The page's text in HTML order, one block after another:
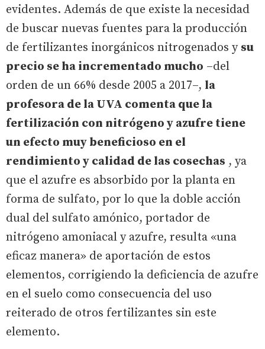
evidentes. Además de que existe la necesidad
de buscar nuevas fuentes para la producción
de fertilizantes inorgánicos nitrogenados y su
precio se ha incrementado mucho –del
orden de un 66% desde 2005 a 2017–, la
profesora de la UVA comenta que la
fertilización con nitrógeno y azufre tiene
un efecto muy beneficioso en el
rendimiento y calidad de las cosechas , ya
que el azufre es absorbido por la planta en
forma de sulfato, por lo que la doble acción
dual del sulfato amónico, portador de
nitrógeno amoniacal y azufre, resulta «una
eficaz manera» de aportación de estos
elementos, corrigiendo la deficiencia de azufre
en el suelo como consecuencia del uso
reiterado de otros fertilizantes sin este
elemento.